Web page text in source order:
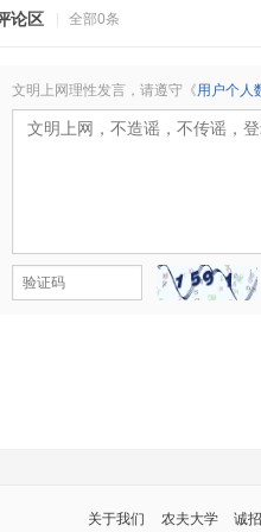
论区 | 全部0条
文明上网理性发言，请遵守《用户个人
关于我们 农夫大学 诚